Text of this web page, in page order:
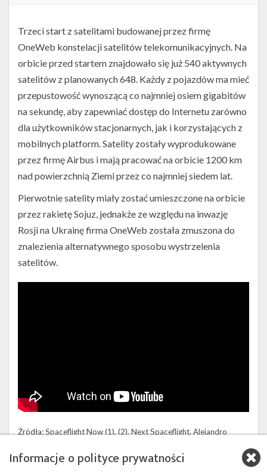
Trzeci start z satelitami budowanej przez firmę
OneWeb konstelacji satelitów telekomunikacyjnych. Na
orbicie przed startem znajdowało się już 540 aktywnych
satelitów z planowanych 648. Każdy z pojazdów ma mieć
przepustowość wynoszącą co najmniej osiem gigabitów
na sekundę, aby zapewniać dostęp do Internetu zarówno
dla użytkowników stacjonarnych, jak i korzystających z
mobilnych platform. Satelity zostały wyprodukowane
przez firmę Airbus i mają pracować na orbicie 1200 km
nad powierzchnią Ziemi przez co najmniej siedem lat.
Pierwotnie satelity miały zostać umieszczone na orbicie
przez rakietę Sojuz, jednakże ze względu na inwazję
Rosji na Ukrainę firma OneWeb została zmuszona do
znalezienia alternatywnego sposobu wystrzelenia
satelitów.
Źródła:Spaceflight Now (1),(2),Next Spaceflight,Alejandro
Informacje o polityce prywatności